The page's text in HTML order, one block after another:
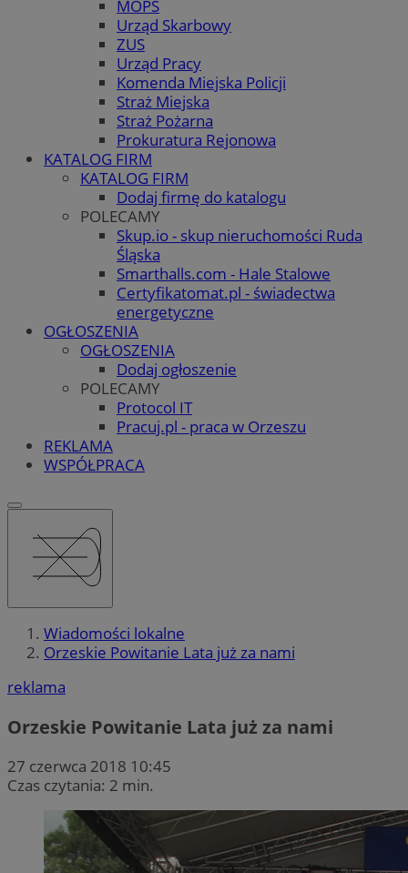
MOPS
Urząd Skarbowy
ZUS
Urząd Pracy
Komenda Miejska Policji
Straż Miejska
Straż Pożarna
Prokuratura Rejonowa
KATALOG FIRM
KATALOG FIRM
Dodaj firmę do katalogu
POLECAMY
Skup.io - skup nieruchomości Ruda
Śląska
Smarthalls.com - Hale Stalowe
Certyfikatomat.pl - świadectwa
energetyczne
OGŁOSZENIA
OGŁOSZENIA
Dodaj ogłoszenie
POLECAMY
Protocol IT
Pracuj.pl - praca w Orzeszu
REKLAMA
WSPÓŁPRACA
Wiadomości lokalne
Orzeskie Powitanie Lata już za nami
reklama
Orzeskie Powitanie Lata już za nami
27 czerwca 2018 10:45
Czas czytania: 2 min.